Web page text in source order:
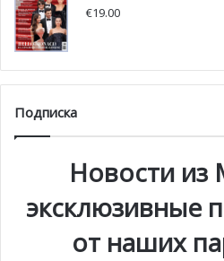
€19.00
Подписка
Новости из
эксклюзивные
от наших